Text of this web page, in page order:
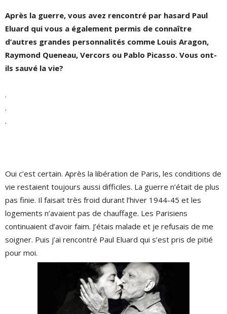
Après la guerre, vous avez rencontré par hasard Paul
Eluard qui vous a également permis de connaître
d’autres grandes personnalités comme Louis Aragon,
Raymond Queneau, Vercors ou Pablo Picasso. Vous ont-
ils sauvé la vie?
.
.
.
Oui c’est certain. Après la libération de Paris, les conditions de
vie restaient toujours aussi difficiles. La guerre n’était de plus
pas finie. Il faisait très froid durant l’hiver 1944-45 et les
logements n’avaient pas de chauffage. Les Parisiens
continuaient d’avoir faim. J’étais malade et je refusais de me
soigner. Puis j’ai rencontré Paul Eluard qui s’est pris de pitié
pour moi.